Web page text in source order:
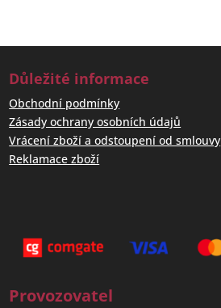
Důležité informace
Obchodní podmínky
Zásady ochrany osobních údajů
Vrácení zboží a odstoupení od smlouvy
Reklamace zboží
Provozovatel